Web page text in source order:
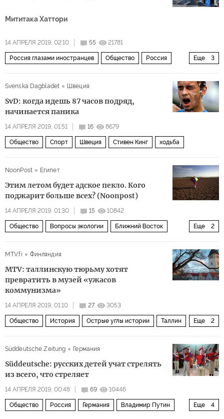
Мититака Хаттори
14 АПРЕЛЯ 2019, 02:10 55 21781
Еще 3
Россия глазами иностранцев Общество Россия
Svenska Dagbladet
Швеция
SvD: когда идешь 87 часов подряд,
начинается паника
14 АПРЕЛЯ 2019, 01:51 16 8679
Общество Спорт Швеция Стивен Кинг ходьба
NoonPost Египет
Этим летом будет адское пекло. Кого
поджарит больше всех? (Noonpost)
14 АПРЕЛЯ 2019, 01:30 15 10842
Еще 2
Общество Вопросы экологии Ближний Восток
MTV.fi
Финляндия
MTV: таллинскую тюрьму хотят
превратить в музей «ужасов
коммунизма»
14 АПРЕЛЯ 2019, 01:10 27 3053
Еще 2
Общество История Острые углы истории Таллин
Süddeutsche Zeitung
Германия
Süddeutsche: русских детей учат стрелять
из всего, что стреляет
14 АПРЕЛЯ 2019, 00:48 69 10446
Еще 4
Общество Россия Германия Владимир Путин